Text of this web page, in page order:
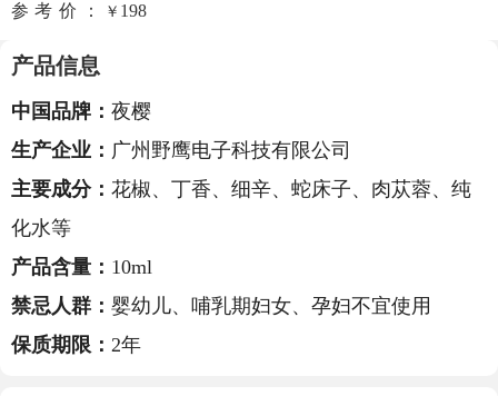
参考价： ￥ 198
产品信息
中国品牌： 夜樱
生产企业： 广州野鹰电子科技有限公司
主要成分： 花椒、丁香、细辛、蛇床子、肉苁蓉、纯
化水等
产品含量： 10ml
禁忌人群： 婴幼儿、哺乳期妇女、孕妇不宜使用
保质期限： 2年